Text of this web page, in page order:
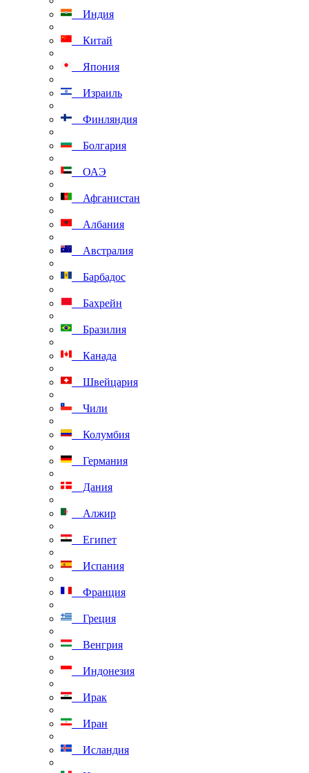
Индия
Китай
Япония
Израиль
Финляндия
Болгария
ОАЭ
Афганистан
Албания
Австралия
Барбадос
Бахрейн
Бразилия
Канада
Швейцария
Чили
Колумбия
Германия
Дания
Алжир
Египет
Испания
Франция
Греция
Венгрия
Индонезия
Ирак
Иран
Исландия